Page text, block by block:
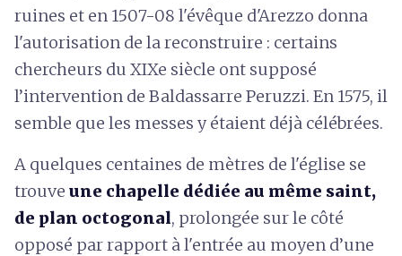
ruines et en 1507-08 l'évêque d'Arezzo donna
l'autorisation de la reconstruire : certains
chercheurs du XIXe siècle ont supposé
l’intervention de Baldassarre Peruzzi. En 1575, il
semble que les messes y étaient déjà célébrées.
A quelques centaines de mètres de l'église se
trouve une chapelle dédiée au même saint,
de plan octogonal, prolongée sur le côté
opposé par rapport à l'entrée au moyen d’une